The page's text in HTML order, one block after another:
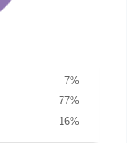
%
7
%
77
%
16